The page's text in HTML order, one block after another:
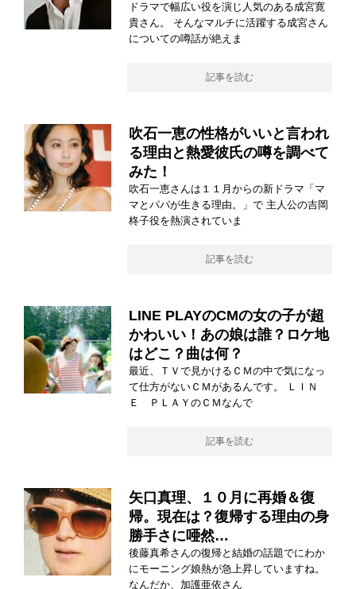
ドラマで幅広い役を演じ人気のある成宮寛
貴さん。 そんなマルチに活躍する成宮さん
についての噂話が絶えま
記事を読む
吹石一恵の性格がいいと言われ
る理由と熱愛彼氏の噂を調べて
みた！
吹石一恵さんは１１月からの新ドラマ「マ
マとパパが生きる理由。」で 主人公の吉岡
柊子役を熱演されていま
記事を読む
LINE PLAYのCMの女の子が超
かわいい！あの娘は誰？ロケ地
はどこ？曲は何？
最近、ＴＶで見かけるＣＭの中で気になっ
て仕方がないＣＭがあるんです。 ＬＩＮ
Ｅ ＰＬＡＹのＣＭなんで
記事を読む
矢口真理、１０月に再婚＆復
帰。現在は？復帰する理由の身
勝手さに唖然…
後藤真希さんの復帰と結婚の話題でにわか
にモーニング娘熱が急上昇していますね。
なんだか、加護亜依さん